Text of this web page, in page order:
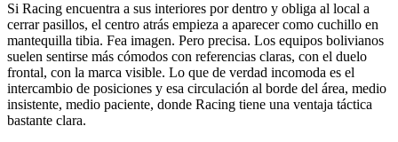
Si Racing encuentra a sus interiores por dentro y obliga al local a
cerrar pasillos, el centro atrás empieza a aparecer como cuchillo en
mantequilla tibia. Fea imagen. Pero precisa. Los equipos bolivianos
suelen sentirse más cómodos con referencias claras, con el duelo
frontal, con la marca visible. Lo que de verdad incomoda es el
intercambio de posiciones y esa circulación al borde del área, medio
insistente, medio paciente, donde Racing tiene una ventaja táctica
bastante clara.